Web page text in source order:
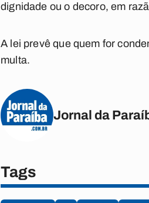
dignidade ou o decoro, em
A lei prevê que quem for
multa.
Jornal da
Tags